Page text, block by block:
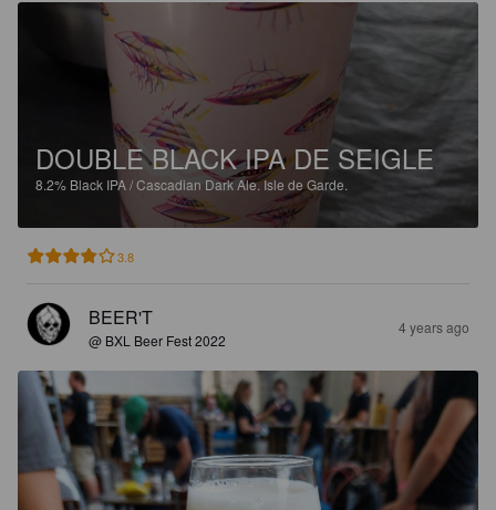
DOUBLE BLACK IPA DE SEIGLE
8.2% Black IPA / Cascadian Dark Ale.Isle de Garde.
3.8
BEER'T
@ BXL Beer Fest 2022
4 years ago